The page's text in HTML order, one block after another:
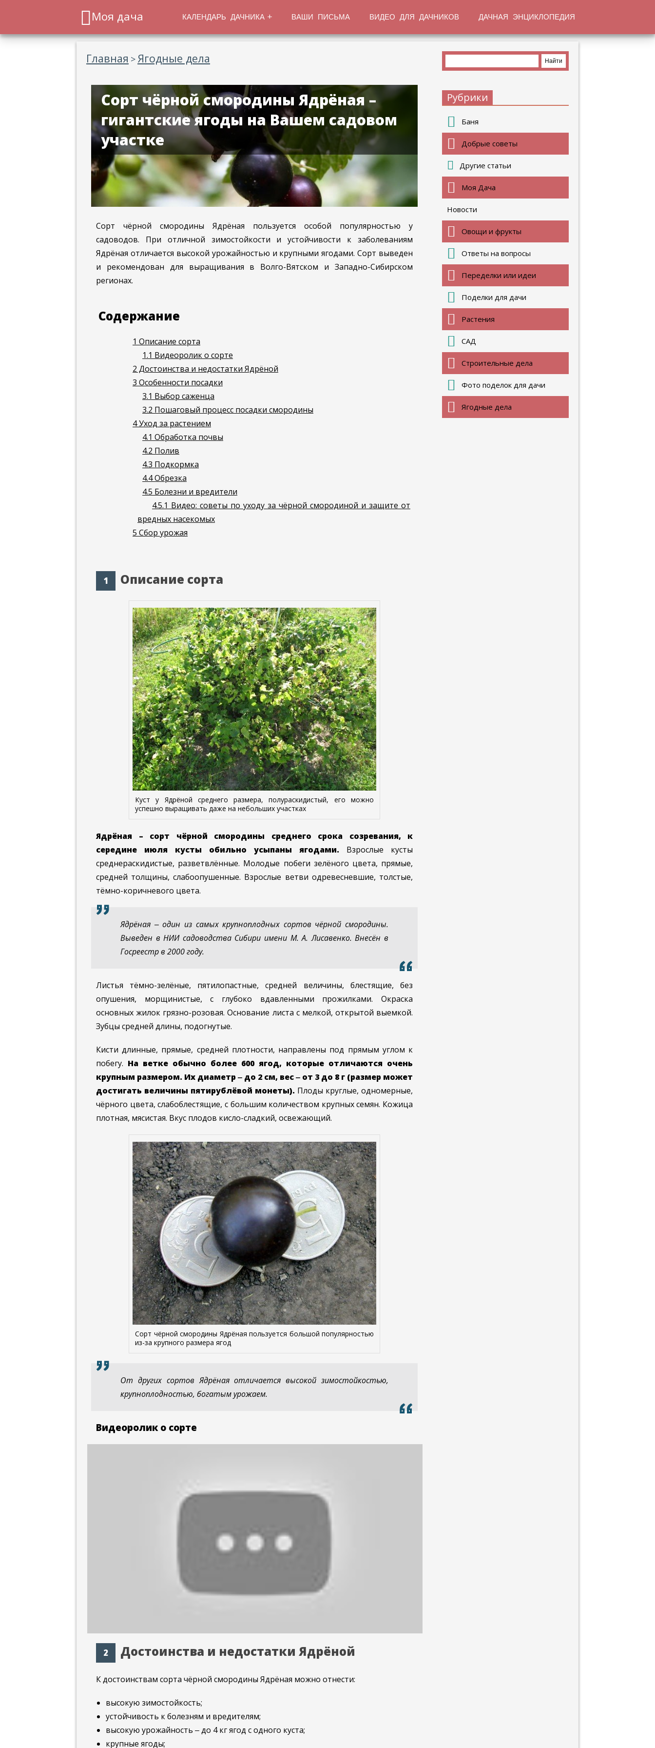
Моя дача КАЛЕНДАРЬ ДАЧНИКА ВАШИ ПИСЬМА ВИДЕО ДЛЯ ДАЧНИКОВ ДАЧНАЯ ЭНЦИКЛОПЕДИЯ
Главная > Ягодные дела
Сорт чёрной смородины Ядрёная –
гигантские ягоды на Вашем садовом
участке
Сорт чёрной смородины Ядрёная пользуется особой популярностью у
садоводов. При отличной зимостойкости и устойчивости к заболеваниям
Ядрёная отличается высокой урожайностью и крупными ягодами. Сорт выведен
и рекомендован для выращивания в Волго-Вятском и Западно-Сибирском
регионах.
Содержание
1 Описание сорта
1.1 Видеоролик о сорте
2 Достоинства и недостатки Ядрёной
3 Особенности посадки
3.1 Выбор саженца
3.2 Пошаговый процесс посадки смородины
4Уход за растением
4.1 Обработка почвы
4.2 Полив
4.3 Подкормка
4.4Обрезка
4.5 Болезни и вредители
4.5.1 Видео: советы по уходу за чёрной смородиной и защите от
вредных насекомых
5 Сбор урожая
Описание сорта
Куст у Ядрёной среднего размера, полураскидистый, его можно
успешно выращивать даже на небольших участках
Ядрёная – сорт чёрной смородины среднего срока созревания, к
середине июля кусты обильно усыпаны ягодами. Взрослые кусты
среднераскидистые, разветвлённые. Молодые побеги зелёного цвета, прямые,
средней толщины, слабоопушенные. Взрослые ветви одревесневшие, толстые,
тёмно-коричневого цвета.
Ядрёная ‒ один из самых крупноплодных сортов чёрной смородины.
Выведен в НИИ садоводства Сибири имени М. А. Лисавенко. Внесён в
Госреестр в 2000 году.
Листья тёмно-зелёные, пятилопастные, средней величины, блестящие, без
опушения, морщинистые, с глубоко вдавленными прожилками. Окраска
основных жилок грязно-розовая. Основание листа с мелкой, открытой выемкой.
Зубцы средней длины, подогнутые.
Кисти длинные, прямые, средней плотности, направлены под прямым углом к
побегу. На ветке обычно более 600 ягод, которые отличаются очень
крупным размером. Их диаметр ‒ до 2 см, вес ‒ от 3 до 8 г (размер может
достигать величины пятирублёвой монеты). Плоды круглые, одномерные,
чёрного цвета, слабоблестящие, с большим количеством крупных семян. Кожица
плотная, мясистая. Вкус плодов кисло-сладкий, освежающий.
Сорт чёрной смородины Ядрёная пользуется большой популярностью
из-за крупного размера ягод
От других сортов Ядрёная отличается высокой зимостойкостью,
крупноплодностью, богатым урожаем.
Видеоролик о сорте
Достоинства и недостатки Ядрёной
К достоинствам сорта чёрной смородины Ядрёная можно отнести:
высокую зимостойкость;
устойчивость к болезням и вредителям;
высокую урожайность ‒ до 4 кг ягод с одного куста;
крупные ягоды;
Рубрики
Баня
Добрые советы
Другие статьи
Моя Дача
Новости
Овощи и фрукты
Ответы на вопросы
Переделки или идеи
Поделки для дачи
Растения
САД
Строительные дела
Фото поделок для дачи
Ягодные дела